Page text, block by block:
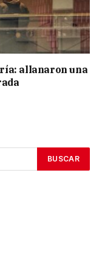
allanaron una